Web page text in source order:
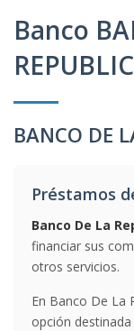
Banco
BANCO DE
Préstamos
Banco De La
financiar sus
otros servicios.
En Banco De La
opción destinada